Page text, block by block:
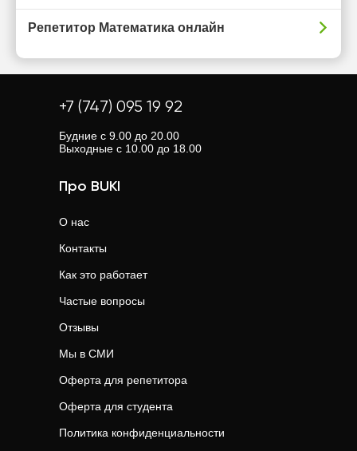
Репетитор Математика онлайн
+7 (747) 095 19 92
Будние с 9.00 до 20.00
Выходные с 10.00 до 18.00
Про BUKI
О нас
Контакты
Как это работает
Частые вопросы
Отзывы
Мы в СМИ
Оферта для репетитора
Оферта для студента
Политика конфиденциальности